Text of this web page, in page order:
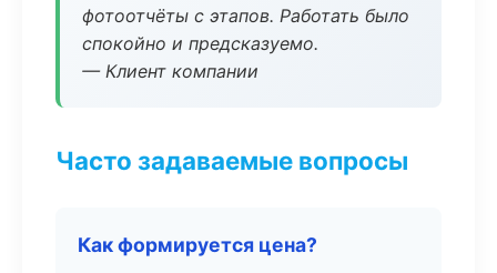
фотоотчёты с этапов. Работать было
спокойно и предсказуемо.
— Клиент компании
Часто задаваемые вопросы
Как формируется цена?